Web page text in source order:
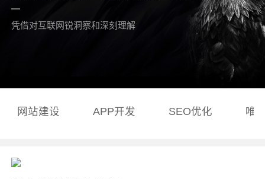
凭借对互联网锐洞察和深刻理解
网站建设 APP开发 SEO优化 唯